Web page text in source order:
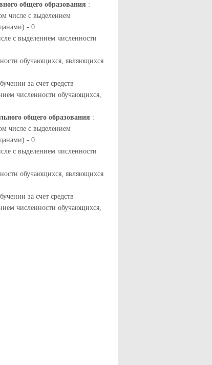
общего образования :
числе с выделением
- 0
с выделением численности
обучающихся, являющихся
за счет средств
численности обучающихся,
общего образования :
числе с выделением
- 0
с выделением численности
обучающихся, являющихся
за счет средств
численности обучающихся,